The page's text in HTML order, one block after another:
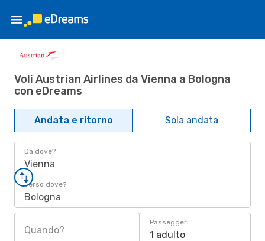
Voli Austrian Airlines da Vienna a Bologna
con eDreams
Andata e ritorno Sola andata
Da dove?
Vienna
Verso dove?
Bologna
Quando?
Passeggeri
1 adulto